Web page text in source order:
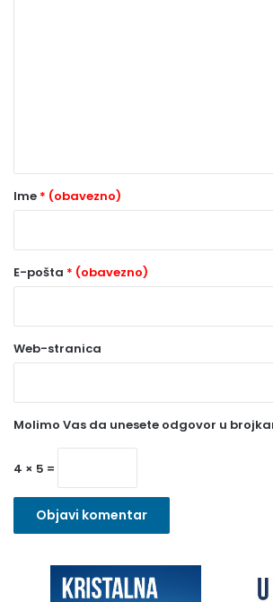
r
o
a
v
z
n
Ime * (obavezno)
E-pošta * (obavezno)
Web-stranica
Molimo Vas da unesete odgovor u
4 × 5 =